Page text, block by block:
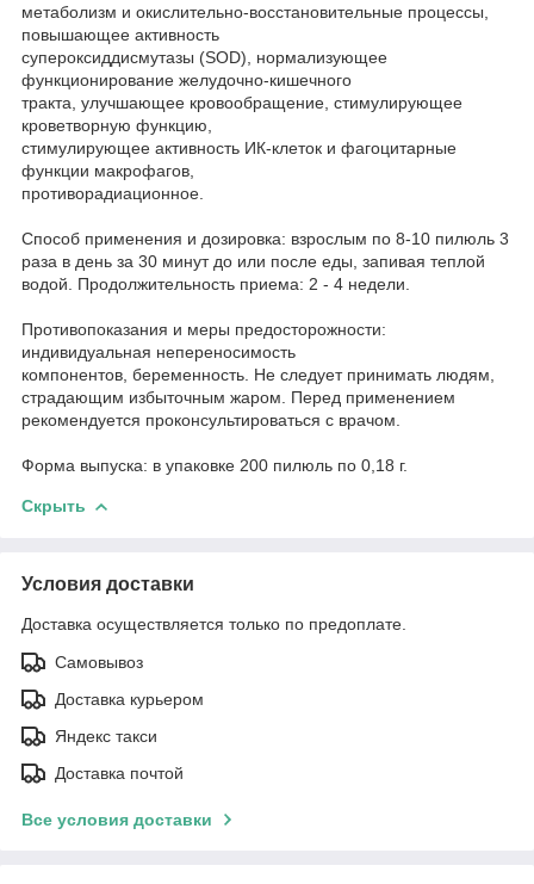
метаболизм и окислительно-восстановительные процессы,
повышающее активность
супероксиддисмутазы (SOD), нормализующее
функционирование желудочно-кишечного
тракта, улучшающее кровообращение, стимулирующее
кроветворную функцию,
стимулирующее активность ИК-клеток и фагоцитарные
функции макрофагов,
противорадиационное.
Способ применения и дозировка: взрослым по 8-10 пилюль 3
раза в день за 30 минут до или после еды, запивая теплой
водой. Продолжительность приема: 2 - 4 недели.
Противопоказания и меры предосторожности:
индивидуальная непереносимость
компонентов, беременность. Не следует принимать людям,
страдающим избыточным жаром. Перед применением
рекомендуется проконсультироваться с врачом.
Форма выпуска: в упаковке 200 пилюль по 0,18 г.
Скрыть
Условия доставки
Доставка осуществляется только по предоплате.
Самовывоз
Доставка курьером
Яндекс такси
Доставка почтой
Все условия доставки